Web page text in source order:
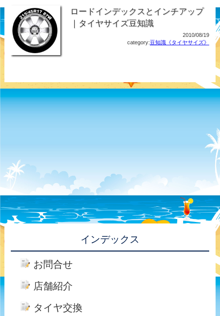
ロードインデックスとインチアップ
｜タイヤサイズ豆知識
2010/08/19
category:豆知識《タイヤサイズ》
インデックス
お問合せ
店舗紹介
タイヤ交換